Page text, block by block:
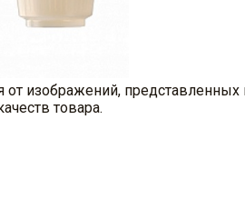
изображений, представленных
товара.